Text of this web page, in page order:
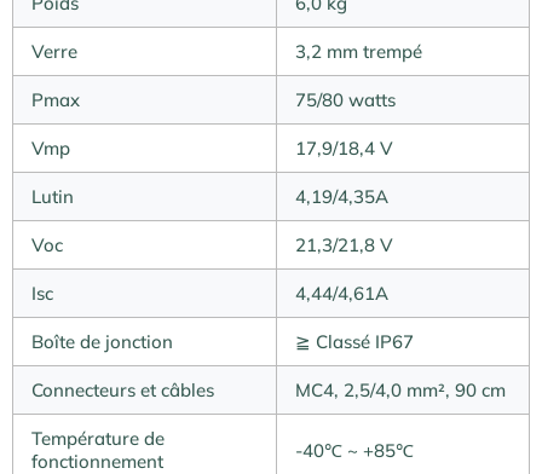
Verre 3,2 mm trempé
Pmax 75/80 watts
Vmp 17,9/18,4 V
Lutin 4,19/4,35A
Voc 21,3/21,8 V
Isc 4,44/4,61A
Boîte de jonction ≧ Classé IP67
Connecteurs et câbles MC4, 2,5/4,0 mm², 90 cm
Température de
fonctionnement
-40℃ ~ +85℃